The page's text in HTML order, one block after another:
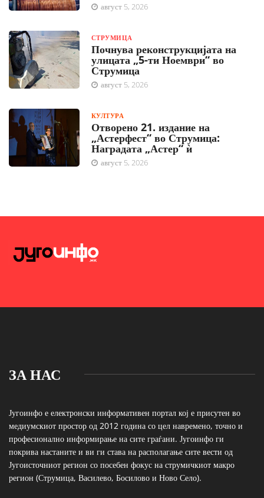
август 5, 2026
СТРУМИЦА
Почнува реконструкцијата на
улицата „5-ти Ноември“ во
Струмица
август 5, 2026
КУЛТУРА
Отворено 21. издание на
„Астерфест“ во Струмица:
Наградата „Астер“ ѝ
август 5, 2026
ЗА НАС
Југоинфо е електронски информативен портал кој е присутен во
медиумскиот простор од 2012 година со цел навремено, точно и
професионално информирање на сите граѓани. Југоинфо ги
покрива настаните и ви ги става на располагање сите вести од
Југоисточниот регион со посебен фокус на струмичкиот макро
регион (Струмица, Василево, Босилово и Ново Село).